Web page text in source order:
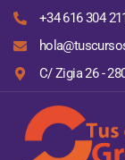
+34 616 304
C/ Zigia 26 -